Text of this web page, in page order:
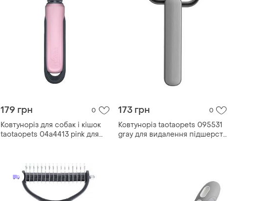
179 грн 0
Ковтуноріз для собак і кішок
taotaopets 04a4413 pink для
173 грн 0
Ковтуноріз taotaopets 095531
gray для видалення підшерстя